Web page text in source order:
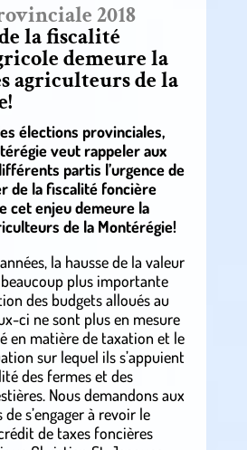
2018
la fiscalité
demeure la
agriculteurs de la
élections provinciales,
veut rappeler aux
partis l’urgence de
de la fiscalité foncière
cet enjeu demeure la
de la Montérégie!
la hausse de la valeur
plus importante
des budgets alloués au
ci ne sont plus en mesure
en matière de taxation et le
sur lequel ils s’appuient
des fermes et des
Nous demandons aux
s’engager à revoir le
de taxes foncières